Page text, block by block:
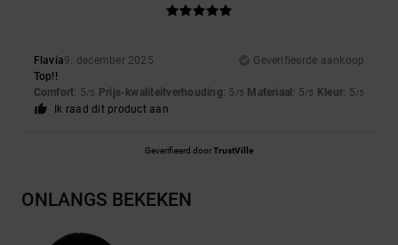
Flavia9. december 2025
Geverifieerde aankoop
Top!!
Comfort: 5/5 Prijs-kwaliteitverhouding: 5 /5 Materiaal : 5/5 Kleur: 5/5
Ik raad dit product aan
Geverifieerd doorTrustVille
ONLANGS BEKEKEN